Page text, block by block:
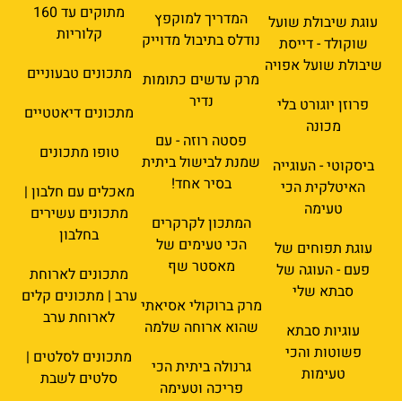
עוגת שיבולת שועל
שוקולד - דייסת
שיבולת שועל אפויה
פרוזן יוגורט בלי
מכונה
ביסקוטי - העוגייה
האיטלקית הכי
טעימה
עוגת תפוחים של
פעם - העוגה של
סבתא שלי
עוגיות סבתא
פשוטות והכי
טעימות
המדריך למוקפץ
נודלס בתיבול מדוייק
מרק עדשים כתומות
נדיר
פסטה רוזה - עם
שמנת לבישול ביתית
בסיר אחד!
המתכון לקרקרים
הכי טעימים של
מאסטר שף
מרק ברוקולי אסיאתי
שהוא ארוחה שלמה
גרנולה ביתית הכי
פריכה וטעימה
מתוקים עד 160
קלוריות
מתכונים טבעוניים
מתכונים דיאטטיים
טופו מתכונים
מאכלים עם חלבון |
מתכונים עשירים
בחלבון
מתכונים לארוחת
ערב | מתכונים קלים
לארוחת ערב
מתכונים לסלטים |
סלטים לשבת